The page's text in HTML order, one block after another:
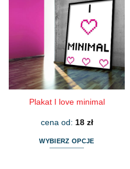
wariantów.
Opcje
można
wybrać
na
stronie
produktu
Plakat I love minimal
cena od: 18 zł
WYBIERZ OPCJE